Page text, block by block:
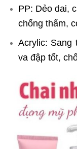
PP: Dẻo dai,
chống thấm,
Acrylic: Sang
va đập tốt,